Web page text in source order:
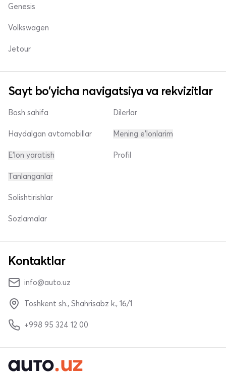
Genesis
Volkswagen
Jetour
Sayt bo'yicha navigatsiya va rekvizitlar
Bosh sahifa
Haydalgan avtomobillar
E'lon yaratish
Dilerlar
Mening e'lonlarim
Profil
Tanlanganlar
Solishtirishlar
Sozlamalar
Kontaktlar
info@auto.uz
Toshkent sh., Shahrisabz k., 16/1
+998 95 324 12 00